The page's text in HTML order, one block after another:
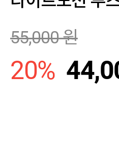
55,000원
20%